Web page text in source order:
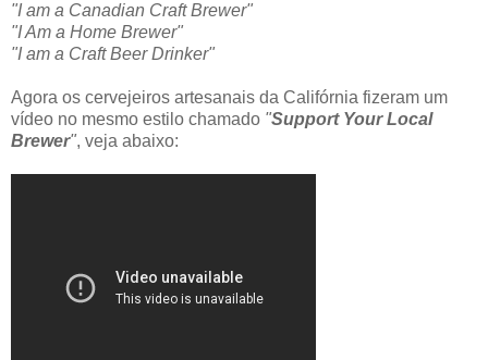
"I am a Canadian Craft Brewer"
"I Am a Home Brewer"
"I am a Craft Beer Drinker"
Agora os cervejeiros artesanais da Califórnia fizeram um
vídeo no mesmo estilo chamado "Support Your Local
Brewer", veja abaixo: